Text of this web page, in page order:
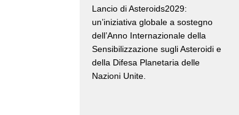
Lancio di Asteroids2029:
un’iniziativa globale a sostegno
dell’Anno Internazionale della
Sensibilizzazione sugli Asteroidi e
della Difesa Planetaria delle
Nazioni Unite.